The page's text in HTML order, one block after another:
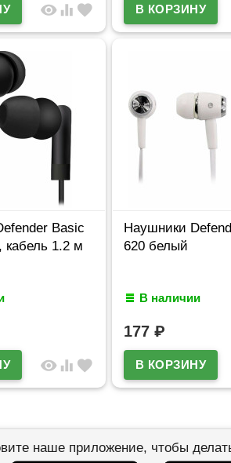
visibility equalizer favorite
Basic
кабель 1.2 м
visibility equalizer favorite
Наушники
620 белый
В наличии
177 ₽
наше приложение, чтобы